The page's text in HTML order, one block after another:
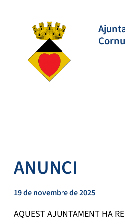
contingut
ANUNCI
19 de novembre de 2025
AQUEST AJUNTAMENT HA